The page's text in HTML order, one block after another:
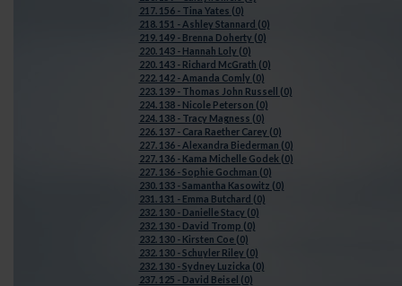
217. 156 - Tina Yates (0)
218. 151 - Ashley Stannard (0)
219. 149 - Brenna Doherty (0)
220. 143 - Hannah Loly (0)
220. 143 - Richard McGrath (0)
222. 142 - Amanda Comly (0)
223. 139 - Thomas John Russell (0)
224. 138 - Nicole Peterson (0)
224. 138 - Tracy Magness (0)
226. 137 - Cara Raether Carey (0)
227. 136 - Alexandra Biederman (0)
227. 136 - Kama Michelle Godek (0)
227. 136 - Sophie Gochman (0)
230. 133 - Samantha Kasowitz (0)
231. 131 - Emma Butchard (0)
232. 130 - Danielle Stacy (0)
232. 130 - David Tromp (0)
232. 130 - Kirsten Coe (0)
232. 130 - Schuyler Riley (0)
232. 130 - Sydney Luzicka (0)
237. 125 - David Beisel (0)